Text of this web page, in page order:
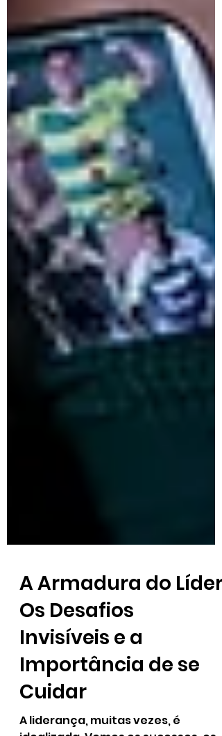
A Armadura do Líder:
Os Desafios
Invisíveis e a
Importância de se